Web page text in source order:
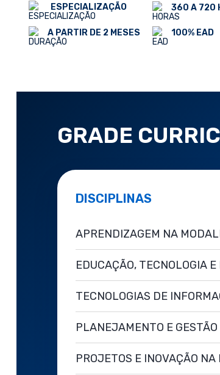
ESPECIALIZAÇÃO
A PARTIR DE 2 MESES
360 A 720
100% EAD
GRADE
DISCIPLINAS
APRENDIZAGEM NA
EDUCAÇÃO, TECNOLOGIA
TECNOLOGIAS DE
PLANEJAMENTO E
PROJETOS E INOVAÇÃO NA